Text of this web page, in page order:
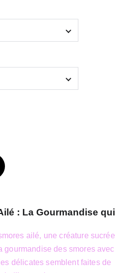
: La Gourmandise qui
ailé, une créature sucrée
gourmandise des smores avec
délicates semblent faites de